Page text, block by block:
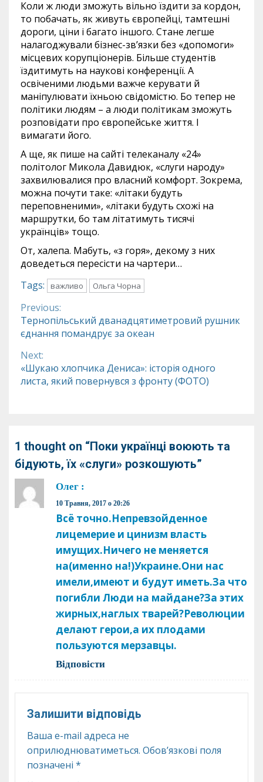
Коли ж люди зможуть вільно їздити за кордон,
то побачать, як живуть європейці, тамтешні
дороги, ціни і багато іншого. Стане легше
налагоджували бізнес-зв’язки без «допомоги»
місцевих корупціонерів. Більше студентів
їздитимуть на наукові конференції. А
освіченими людьми важче керувати й
маніпулювати їхньою свідомістю. Бо тепер не
політики людям – а люди політикам зможуть
розповідати про європейське життя. І
вимагати його.
А ще, як пише на сайті телеканалу «24»
політолог Микола Давидюк, «слуги народу»
захвилювалися про власний комфорт. Зокрема,
можна почути таке: «літаки будуть
переповненими», «літаки будуть схожі на
маршрутки, бо там літатимуть тисячі
українців» тощо.
От, халепа. Мабуть, «з горя», декому з них
доведеться пересісти на чартери…
Tags:
важливо Ольга Чорна
Continue
Reading
Previous:
Тернопільський дванадцятиметровий рушник
єднання помандрує за океан
Next:
«Шукаю хлопчика Дениса»: історія одного
листа, який повернувся з фронту (ФОТО)
1 thought on “Поки українці воюють та
бідують, їх «слуги» розкошують”
Олег :
10 Травня, 2017 о 20:26
Всё точно.Непревзойденное
лицемерие и цинизм власть
имущих.Ничего не меняется
на(именно на!)Украине.Они нас
имели,имеют и будут иметь.За что
погибли Люди на майдане?За этих
жирных,наглых тварей?Революции
делают герои,а их плодами
пользуются мерзавцы.
Відповіcти
Залишити відповідь
Ваша e-mail адреса не
оприлюднюватиметься. Обов’язкові поля
позначені *